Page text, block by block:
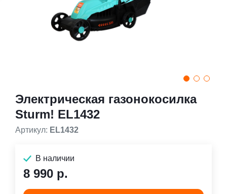
Электрическая газонокосилка
Sturm! EL1432
Артикул: EL1432
В наличии
8 990 р.